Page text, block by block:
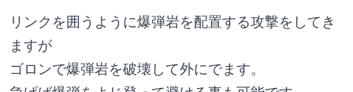
リンクを囲うように爆弾岩を配置する攻撃をしてき
ますが
ゴロンで爆弾岩を破壊して外にでます。